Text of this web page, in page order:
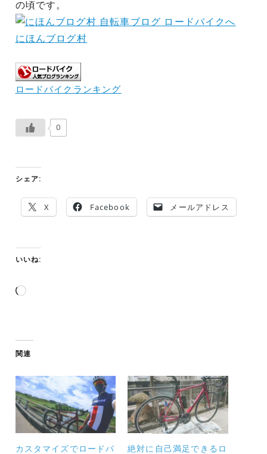
の頃です。
にほんブログ村
ロードバイクランキング
0
シェア:
X Facebook メールアドレス
いいね:
読
中…
関連
カスタマイズでロードバ
絶対に自己満足できるロ